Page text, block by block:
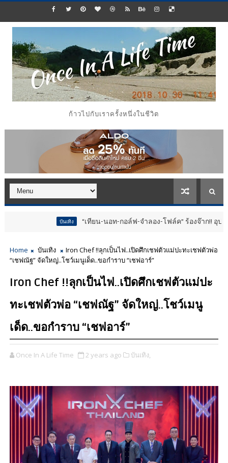
ก้าวไปกับเราครั้งหนึ่งในชีวิต
“เทียน-นอท-กอล์ฟ-จำลอง-โฟล์ค” ร้องจ๊าก!! อุปกรณ์ม่วนจอย
Home บันเทิง
Iron Chef !!ลุกเป็นไฟ..เปิดศึกเชฟตัวแม่ปะทะเชฟตัวพ่อ
“เชฟณัฐ” จัดใหญ่..โชว์เมนูเด็ด..ขอกำราบ “เชฟอาร์”
Iron Chef !!ลุกเป็นไฟ..เปิดศึกเชฟตัวแม่ปะ
ทะเชฟตัวพ่อ “เชฟณัฐ” จัดใหญ่..โชว์เมนู
เด็ด..ขอกำราบ “เชฟอาร์”
Once In A Life Time 2 years ago บันเทิง,